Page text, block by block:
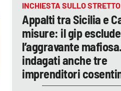
INCHIESTA SULLO STRETTO
Appalti tra Sicilia e
misure: il gip esclude
l’aggravante
indagati anche tre
imprenditori